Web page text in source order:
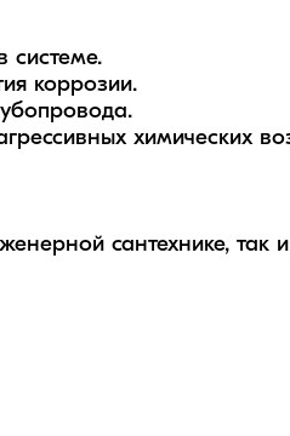
системе.
коррозии.
химических
сантехнике, так